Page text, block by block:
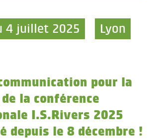
4 juillet 2025 Lyon
pour la
la conférence
I.S.Rivers 2025
depuis le 8 décembre !